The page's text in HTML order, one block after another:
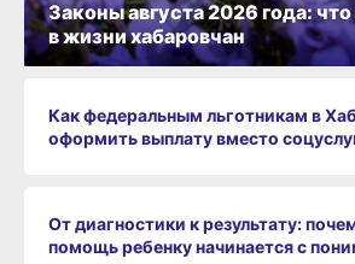
Как федеральным льготникам в
оформить выплату вместо
От диагностики к результату:
помощь ребенку начинается с
Законы августа 2026 года:
в жизни хабаровчан